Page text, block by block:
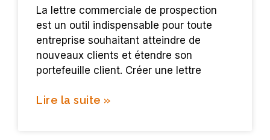
La lettre commerciale de prospection
est un outil indispensable pour toute
entreprise souhaitant atteindre de
nouveaux clients et étendre son
portefeuille client. Créer une lettre
Lire la suite »